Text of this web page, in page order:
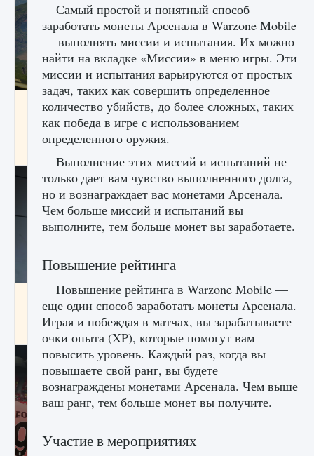
Как исправить ошибку Palworld EPalworld
«Идет сохранение мира — Невозможно
начать сохранение данных мира»
Все новые функции в режиме карьеры EA
FC 25
9 августа 2024 2 096 0 2
Самый простой и понятный способ
заработать монеты Арсенала в Warzone Mobile
— выполнять миссии и испытания. Их можно
найти на вкладке «Миссии» в меню игры. Эти
миссии и испытания варьируются от простых
задач, таких как совершить определенное
количество убийств, до более сложных, таких
как победа в игре с использованием
определенного оружия.
Выполнение этих миссий и испытаний не
только дает вам чувство выполненного долга,
но и вознаграждает вас монетами Арсенала.
Чем больше миссий и испытаний вы
выполните, тем больше монет вы заработаете.
Повышение рейтинга
Повышение рейтинга в Warzone Mobile —
еще один способ заработать монеты Арсенала.
Играя и побеждая в матчах, вы зарабатываете
очки опыта (XP), которые помогут вам
повысить уровень. Каждый раз, когда вы
повышаете свой ранг, вы будете
вознаграждены монетами Арсенала. Чем выше
ваш ранг, тем больше монет вы получите.
Участие в мероприятиях